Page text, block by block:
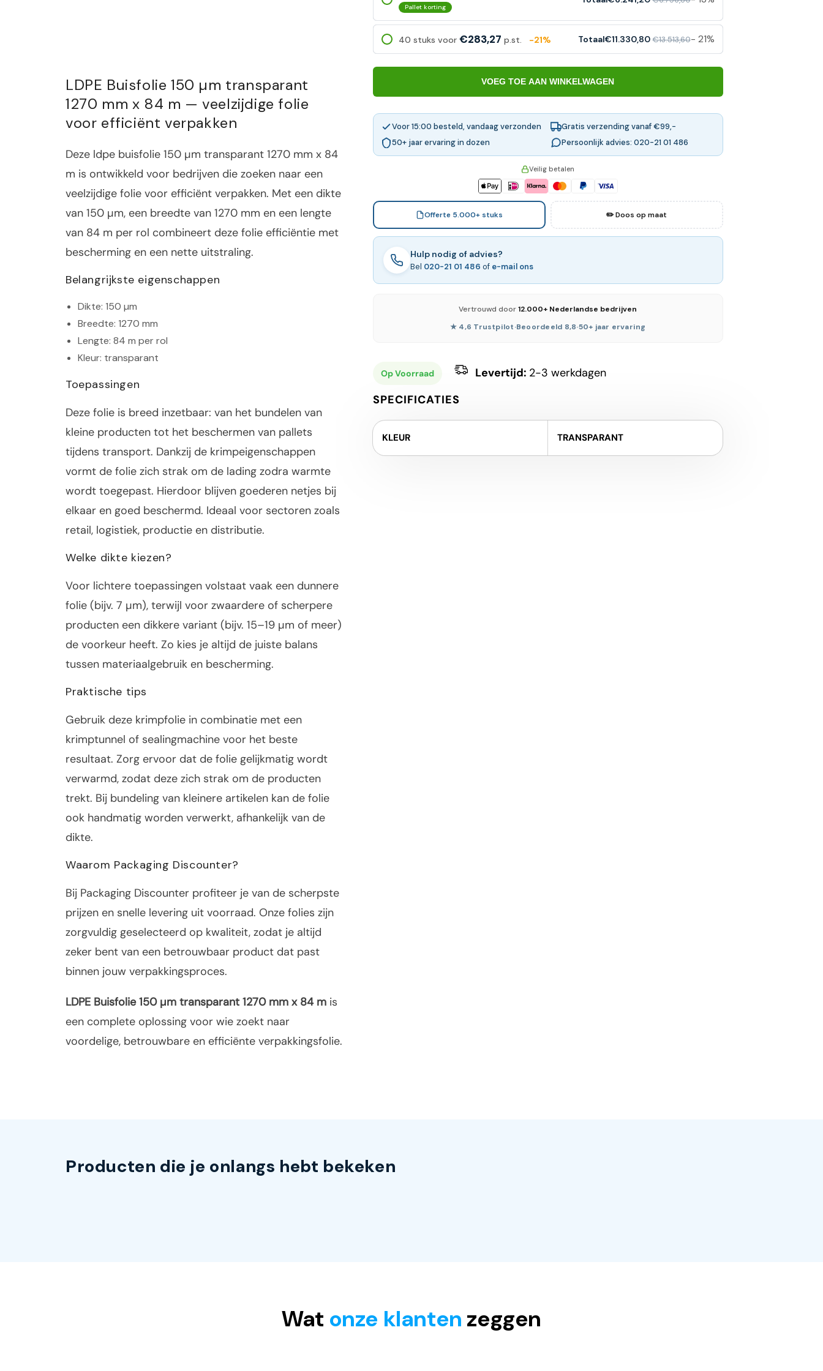
LDPE Buisfolie 150 µm transparant
1270 mm x 84 m — veelzijdige folie
voor efficiënt verpakken
Deze ldpe buisfolie 150 µm transparant 1270 mm x 84
m is ontwikkeld voor bedrijven die zoeken naar een
veelzijdige folie voor efficiënt verpakken. Met een dikte
van 150 µm, een breedte van 1270 mm en een lengte
van 84 m per rol combineert deze folie efficiëntie met
bescherming en een nette uitstraling.
Belangrijkste eigenschappen
Dikte: 150 µm
Breedte: 1270 mm
Lengte: 84 m per rol
Kleur: transparant
Toepassingen
Deze folie is breed inzetbaar: van het bundelen van
kleine producten tot het beschermen van pallets
tijdens transport. Dankzij de krimpeigenschappen
vormt de folie zich strak om de lading zodra warmte
wordt toegepast. Hierdoor blijven goederen netjes bij
elkaar en goed beschermd. Ideaal voor sectoren zoals
retail, logistiek, productie en distributie.
Welke dikte kiezen?
Voor lichtere toepassingen volstaat vaak een dunnere
folie (bijv. 7 µm), terwijl voor zwaardere of scherpere
producten een dikkere variant (bijv. 15–19 µm of meer)
de voorkeur heeft. Zo kies je altijd de juiste balans
tussen materiaalgebruik en bescherming.
Praktische tips
Gebruik deze krimpfolie in combinatie met een
krimptunnel of sealingmachine voor het beste
resultaat. Zorg ervoor dat de folie gelijkmatig wordt
verwarmd, zodat deze zich strak om de producten
trekt. Bij bundeling van kleinere artikelen kan de folie
ook handmatig worden verwerkt, afhankelijk van de
dikte.
Waarom Packaging Discounter?
Bij Packaging Discounter profiteer je van de scherpste
prijzen en snelle levering uit voorraad. Onze folies zijn
zorgvuldig geselecteerd op kwaliteit, zodat je altijd
zeker bent van een betrouwbaar product dat past
binnen jouw verpakkingsproces.
LDPE Buisfolie 150 µm transparant 1270 mm x 84 m is
een complete oplossing voor wie zoekt naar
voordelige, betrouwbare en efficiënte verpakkingsfolie.
Pallet korting
40 stuks voor €283,27 p.st. -21% Totaal€11.330,80 €13.513,60- 21%
VOEG TOE AAN WINKELWAGEN
Voor 15:00 besteld, vandaag verzonden
Gratis verzending vanaf €99,-
50+ jaar ervaring in dozen
Persoonlijk advies: 020-21 01 486
Veilig betalen
Offerte 5.000+ stuks ✏️ Doos op maat
Hulp nodig of advies?
Bel 020-21 01 486 of e-mail ons
Vertrouwd door12.000+ Nederlandse bedrijven
★ 4,6 Trustpilot·Beoordeeld 8,8·50+ jaar ervaring
Op Voorraad Levertijd: 2-3 werkdagen
SPECIFICATIES
KLEUR TRANSPARANT
Producten die je onlangs hebt bekeken
Wat onze klanten zeggen